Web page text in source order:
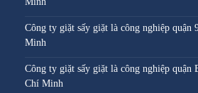
Công ty giặt sấy giặt là công nghiệp quận
Minh
Công ty giặt sấy giặt là công nghiệp quận
Chí Minh